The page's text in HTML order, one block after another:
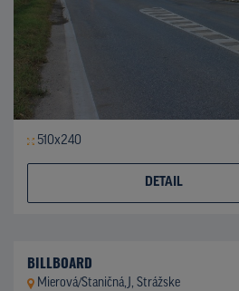
510x240
DETAIL
BILLBOARD
Mierová/Staničná,J, Strážske